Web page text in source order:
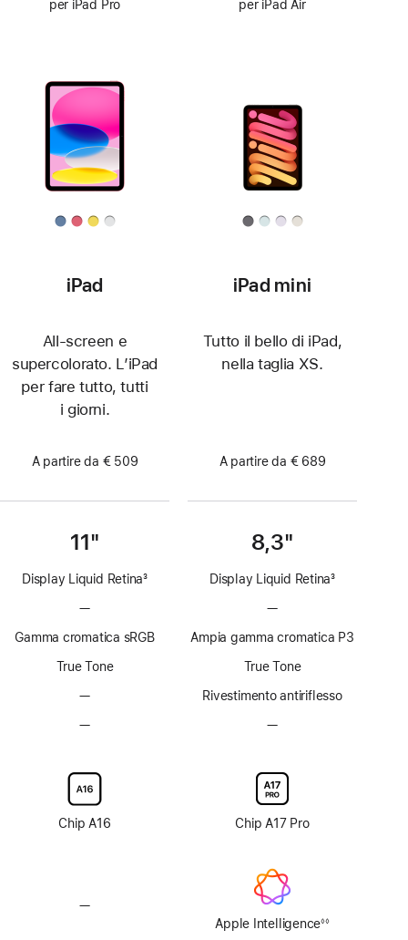
per iPad Pro per iPad Air
iPad
All-screen e
supercolorato. L’iPad
per fare tutto, tutti
i giorni.
A partire da € 509
11"
Display Liquid Retina3
—Senza
ProMotion
Gamma cromatica sRGB
True Tone
—Rivestimento
—Vetro
non
disponibile
Chip A16
—Senza
iPad mini
Tutto il bello di iPad,
nella taglia XS.
A partire da € 689
8,3"
Display Liquid Retina3
—Senza
ProMotion
Ampia gamma cromatica P3
True Tone
Rivestimento antiriflesso
—Vetro
non
disponibile
Chip A17 Pro
Apple Intelligence◊◊